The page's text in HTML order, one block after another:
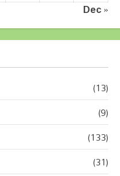
Dec »
(13)
(9)
(133)
(31)